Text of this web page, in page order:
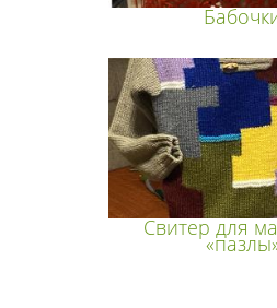
Свитер для